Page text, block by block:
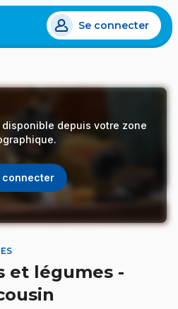
Se connecter
depuis votre zone
connecter
et légumes -